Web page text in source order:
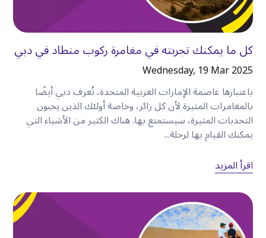
بعد الظهر
تابع طريقك إلى داون تاون دبي، حيث يمكنك قضاء
الوقت في التسوق أو زيارة برج خليفة أو الاستمتاع بدبي
مول.
المساء
توجه إلى مرسى دبي لتناول العشاء على الواجهة البحرية
قبل العودة براحة إلى مكان إقامتك.
غالبًا ما تستغرق محاولة إكمال نفس مسار الرحلة
باستخدام سيارات الأجرة أو وسائل النقل العام وقتًا
أطول وتتطلب تخطيطًا دقيقًا
اكتشف ما هو أكثر من المعالم السياحية الشهيرة
تزخر دبي بالعديد من المعالم السياحية الشهيرة، لكن
كل ما يمكنك تجربته في مغامرة ركوب منطاد في دبي
Wednesday, 19 Mar 2025
باعتبارها عاصمة الإمارات العربية المتحدة، تُعرف دبي أيضًا
بالمغامرات المثيرة لأن كل زائر، وخاصة أولئك الذين يحبون
التحديات المثيرة، سيستمتع بها. هناك الكثير من الأشياء التي
يمكنك القيام بها لرحلة...
اقرأ المزيد